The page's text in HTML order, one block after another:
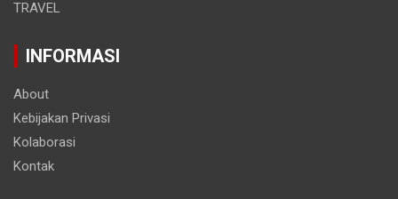
TRAVEL
INFORMASI
About
Kebijakan Privasi
Kolaborasi
Kontak